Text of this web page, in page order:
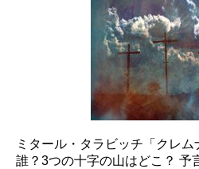
ミタール・タラビッチ「クレ
誰？3つの十字の山はどこ？ 予